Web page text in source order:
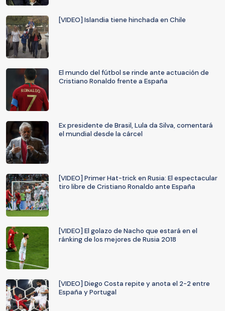
[VIDEO] Islandia tiene hinchada en Chile
El mundo del fútbol se rinde ante actuación de
Cristiano Ronaldo frente a España
Ex presidente de Brasil, Lula da Silva, comentará
el mundial desde la cárcel
[VIDEO] Primer Hat-trick en Rusia: El espectacular
tiro libre de Cristiano Ronaldo ante España
[VIDEO] El golazo de Nacho que estará en el
ránking de los mejores de Rusia 2018
[VIDEO] Diego Costa repite y anota el 2-2 entre
España y Portugal